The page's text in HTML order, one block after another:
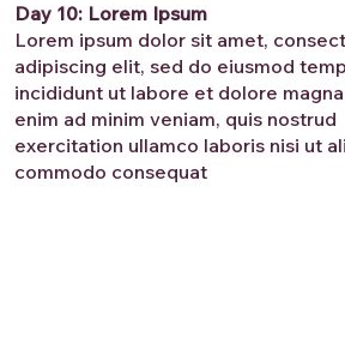
Day 10: Lorem Ipsum
Lorem ipsum dolor sit amet,
adipiscing elit, sed do eiusmod
incididunt ut labore et dolore
enim ad minim veniam, quis nostrud
exercitation ullamco laboris nisi ut
commodo consequat